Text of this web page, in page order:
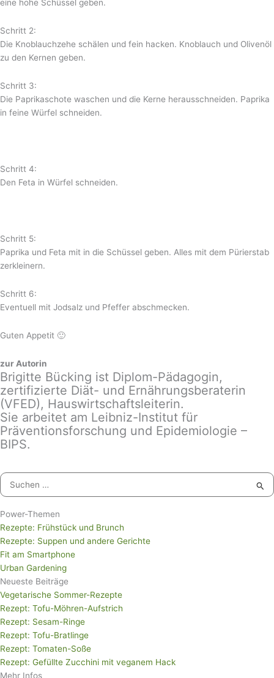
eine hohe Schüssel geben.
Schritt 2:
Die Knoblauchzehe schälen und fein hacken. Knoblauch und Olivenöl
zu den Kernen geben.
Schritt 3:
Die Paprikaschote waschen und die Kerne herausschneiden. Paprika
in feine Würfel schneiden.
Schritt 4:
Den Feta in Würfel schneiden.
Schritt 5:
Paprika und Feta mit in die Schüssel geben. Alles mit dem Pürierstab
zerkleinern.
Schritt 6:
Eventuell mit Jodsalz und Pfeffer abschmecken.
Guten Appetit 🙂
zur Autorin
Brigitte Bücking ist Diplom-Pädagogin,
zertifizierte Diät- und Ernährungsberaterin
(VFED), Hauswirtschaftsleiterin.
Sie arbeitet am Leibniz-Institut für
Präventionsforschung und Epidemiologie –
BIPS.
Suchen
nach:
Power-Themen
Rezepte: Frühstück und Brunch
Rezepte: Suppen und andere Gerichte
Fit am Smartphone
Urban Gardening
Neueste Beiträge
Vegetarische Sommer-Rezepte
Rezept: Tofu-Möhren-Aufstrich
Rezept: Sesam-Ringe
Rezept: Tofu-Bratlinge
Rezept: Tomaten-Soße
Rezept: Gefüllte Zucchini mit veganem Hack
Mehr Infos